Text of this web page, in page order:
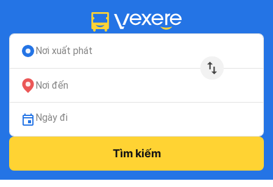
Nơi xuất phát
Nơi đến
Ngày đi
Tìm kiếm